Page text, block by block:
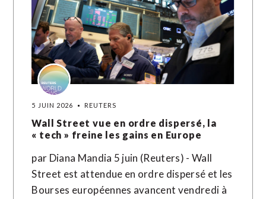
5 JUIN 2026 REUTERS
Wall Street vue en ordre dispersé, la
« tech » freine les gains en Europe
par Diana Mandia 5 juin (Reuters) - Wall
Street est attendue en ordre dispersé et les
Bourses européennes avancent vendredi à